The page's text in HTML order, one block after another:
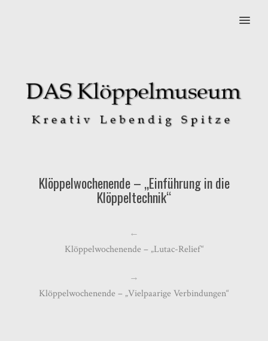
MENU
Klöppelwochenende – „Einführung in die
Klöppeltechnik“
←
Klöppelwochenende – „Lutac-Relief“
→
Klöppelwochenende – „Vielpaarige Verbindungen“